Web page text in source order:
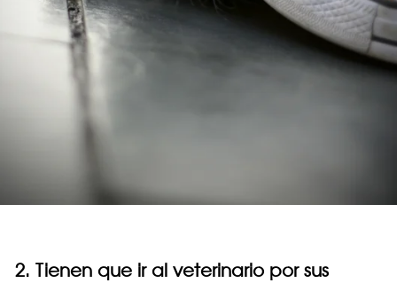
2. Tienen que ir al veterinario por sus